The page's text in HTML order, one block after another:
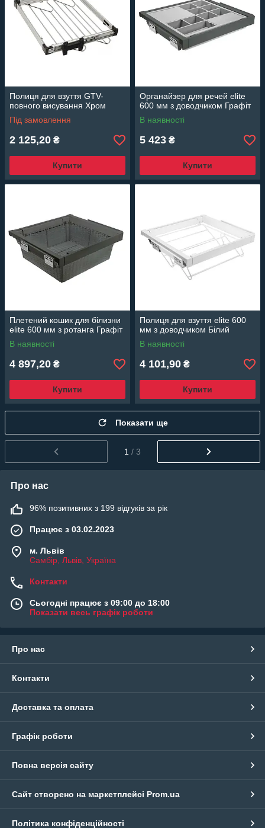
Полиця для взуття GTV-
повного висування Хром
Під замовлення
2 125,20 ₴
Купити
Органайзер для речей elite
600 мм з доводчиком Графіт
В наявності
5 423 ₴
Купити
Плетений кошик для білизни
elite 600 мм з ротанга Графіт
В наявності
4 897,20 ₴
Купити
Полиця для взуття elite 600
мм з доводчиком Білий
В наявності
4 101,90 ₴
Купити
Показати ще
1 / 3
Про нас
96% позитивних з 199 відгуків за рік
Працює з 03.02.2023
м. Львів
Самбір, Львів, Україна
Контакти
Сьогодні працює з 09:00 до 18:00
Показати весь графік роботи
Про нас
Контакти
Доставка та оплата
Графік роботи
Повна версія сайту
Сайт створено на маркетплейсі Prom.ua
Політика конфіденційності